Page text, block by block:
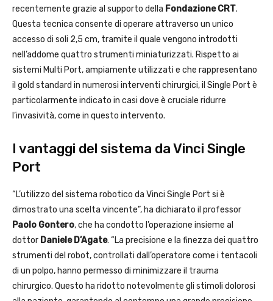
recentemente grazie al supporto della Fondazione CRT.
Questa tecnica consente di operare attraverso un unico
accesso di soli 2,5 cm, tramite il quale vengono introdotti
nell’addome quattro strumenti miniaturizzati. Rispetto ai
sistemi Multi Port, ampiamente utilizzati e che rappresentano
il gold standard in numerosi interventi chirurgici, il Single Port è
particolarmente indicato in casi dove è cruciale ridurre
l’invasività, come in questo intervento.
I vantaggi del sistema da Vinci Single
Port
“L’utilizzo del sistema robotico da Vinci Single Port si è
dimostrato una scelta vincente”, ha dichiarato il professor
Paolo Gontero, che ha condotto l’operazione insieme al
dottor Daniele D’Agate. “La precisione e la finezza dei quattro
strumenti del robot, controllati dall’operatore come i tentacoli
di un polpo, hanno permesso di minimizzare il trauma
chirurgico. Questo ha ridotto notevolmente gli stimoli dolorosi